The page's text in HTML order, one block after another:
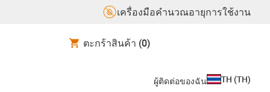
เครื่องมือคำนวณอายุการใช้งาน
ตะกร้าสินค้า (0)
ผู้ติดต่อของฉัน TH (TH)